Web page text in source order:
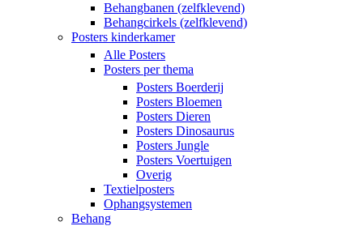
Behangbanen (zelfklevend)
Behangcirkels (zelfklevend)
Posters kinderkamer
Alle Posters
Posters per thema
Posters Boerderij
Posters Bloemen
Posters Dieren
Posters Dinosaurus
Posters Jungle
Posters Voertuigen
Overig
Textielposters
Ophangsystemen
Behang